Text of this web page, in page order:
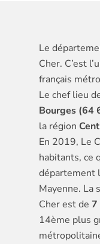
Le
Cher. C’est
français
Le chef lieu
Bourges (64
la région
En 2019, Le
habitants, ce
département
Mayenne. La
Cher est de 7
14ème plus